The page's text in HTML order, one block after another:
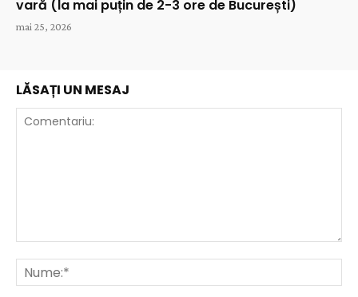
vară (la mai puțin de 2-3 ore de București)
mai 25, 2026
LĂSAȚI UN MESAJ